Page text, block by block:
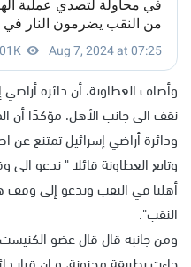
وأضاف العطاونة، أن دائرة
نقف الى جانب الأهل، مؤكدًا أن
ودائرة أراضي إسرائيل تمتنع عن
وتابع العطاونة قائلا " ندعو
أهلنا في النقب وندعو إلى وقف
النقب".
ومن جانبه قال قال عضو